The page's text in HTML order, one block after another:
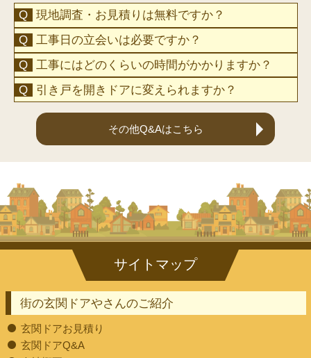
現地調査・お見積りは無料ですか？
工事日の立会いは必要ですか？
工事にはどのくらいの時間がかかりますか？
引き戸を開きドアに変えられますか？
その他Q&Aはこちら
街の玄関ドアやさんのご紹介
玄関ドアお見積り
玄関ドアQ&A